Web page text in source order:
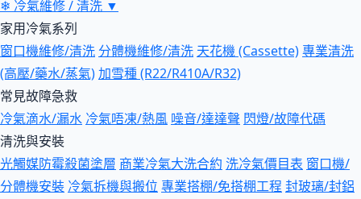
❄ 冷氣維修 / 清洗 ▼
家用冷氣系列
窗口機維修/清洗 分體機維修/清洗 天花機 (Cassette)專業清洗
(高壓/藥水/蒸氣)加雪種 (R22/R410A/R32)
常見故障急救
冷氣滴水/漏水 冷氣唔凍/熱風 噪音/達達聲 閃燈/故障代碼
清洗與安裝
光觸媒防霉殺菌塗層 商業冷氣大洗合約 洗冷氣價目表 窗口機/
分體機安裝 冷氣拆機與搬位 專業搭棚/免搭棚工程 封玻璃/封鋁